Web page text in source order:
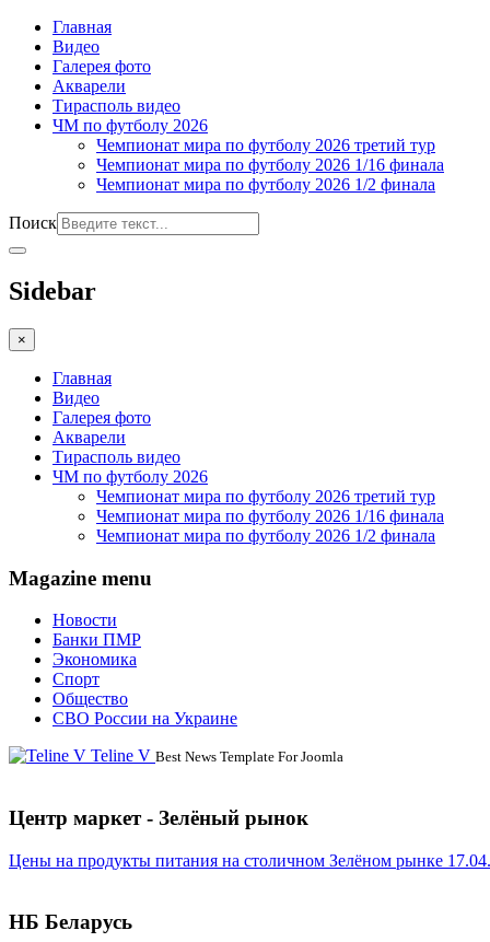
Главная
Видео
Галерея фото
Акварели
Тирасполь видео
ЧМ по футболу 2026
Чемпионат мира по футболу 2026 третий тур
Чемпионат мира по футболу 2026 1/16 финала
Чемпионат мира по футболу 2026 1/2 финала
Поиск
Sidebar
×
Главная
Видео
Галерея фото
Акварели
Тирасполь видео
ЧМ по футболу 2026
Чемпионат мира по футболу 2026 третий тур
Чемпионат мира по футболу 2026 1/16 финала
Чемпионат мира по футболу 2026 1/2 финала
Magazine menu
Новости
Банки ПМР
Экономика
Спорт
Общество
СВО России на Украине
Teline V Best News Template For Joomla
Центр маркет - Зелёный рынок
Цены на продукты питания на столичном Зелёном рынке
НБ Беларусь